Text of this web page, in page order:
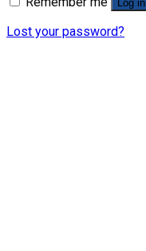
Log in
Lost your password?